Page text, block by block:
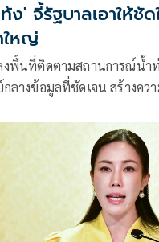
ง' จี้รัฐบาลเอาให้ชั
ใหญ่
งพื้นที่ติดตามสถานการณ์น้ำ
ลางข้อมูลที่ชัดเจน สร้างค